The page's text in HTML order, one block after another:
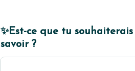
✨Est-ce que tu
savoir ?